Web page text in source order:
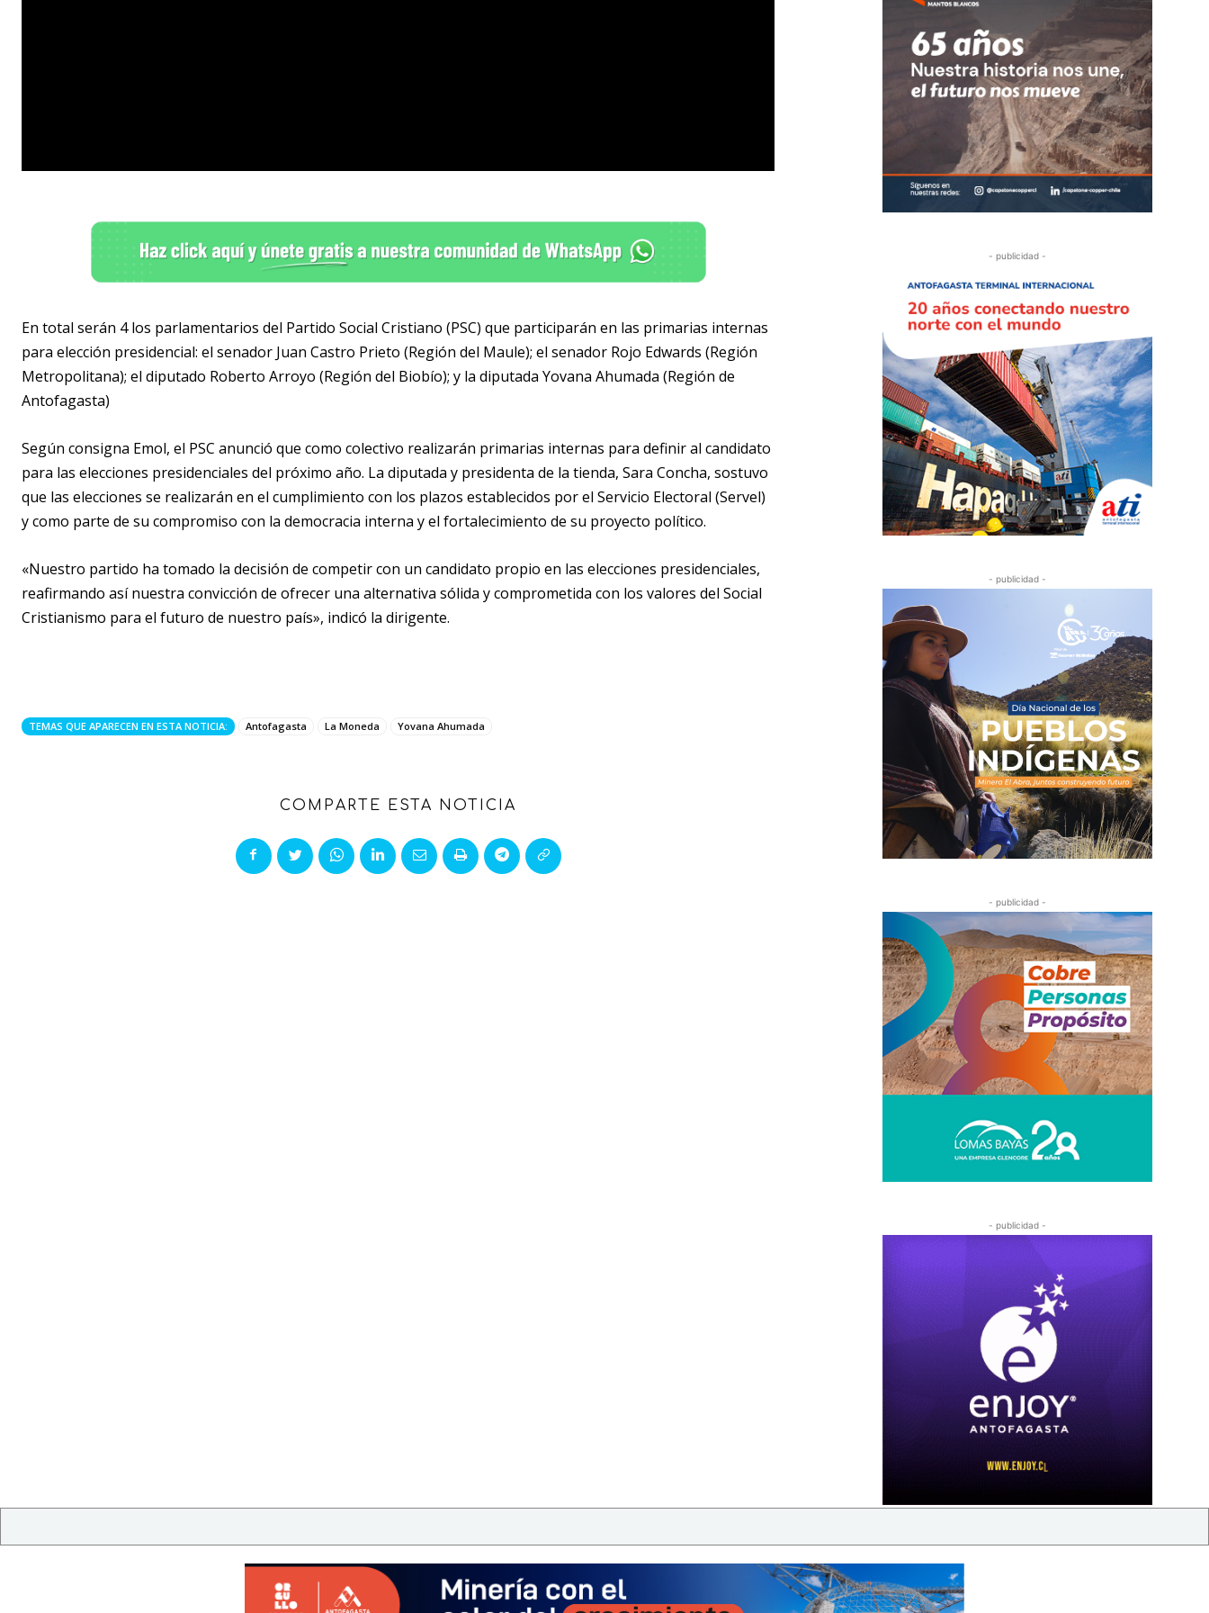
En total serán 4 los parlamentarios del Partido Social Cristiano (PSC) que participarán en las primarias internas
para elección presidencial: el senador Juan Castro Prieto (Región del Maule); el senador Rojo Edwards (Región
Metropolitana); el diputado Roberto Arroyo (Región del Biobío); y la diputada Yovana Ahumada (Región de
Antofagasta)
Según consigna Emol, el PSC anunció que como colectivo realizarán primarias internas para definir al candidato
para las elecciones presidenciales del próximo año. La diputada y presidenta de la tienda, Sara Concha, sostuvo
que las elecciones se realizarán en el cumplimiento con los plazos establecidos por el Servicio Electoral (Servel)
y como parte de su compromiso con la democracia interna y el fortalecimiento de su proyecto político.
«Nuestro partido ha tomado la decisión de competir con un candidato propio en las elecciones presidenciales,
reafirmando así nuestra convicción de ofrecer una alternativa sólida y comprometida con los valores del Social
Cristianismo para el futuro de nuestro país», indicó la dirigente.
TEMAS QUE APARECEN EN ESTA NOTICIA: Antofagasta La Moneda Yovana Ahumada
COMPARTE ESTA NOTICIA
- publicidad -
- publicidad -
- publicidad -
- publicidad -